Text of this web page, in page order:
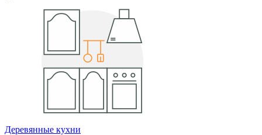
Деревянные кухни